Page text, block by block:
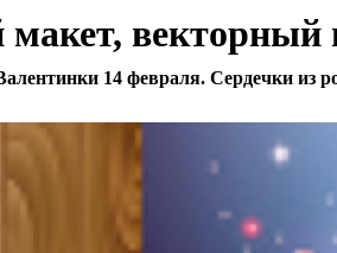
векторный
14 февраля. Сердечки из